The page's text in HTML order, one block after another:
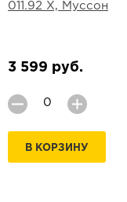
011.92 Х, Муссон
3 599 руб.
В КОРЗИНУ